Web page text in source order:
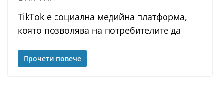
TikTok е социална медийна платформа,
която позволява на потребителите да
Прочети повече